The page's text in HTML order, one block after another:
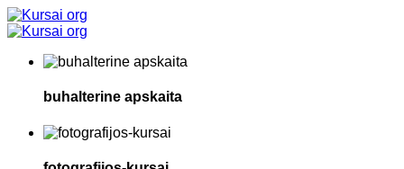
buhalterine apskaita